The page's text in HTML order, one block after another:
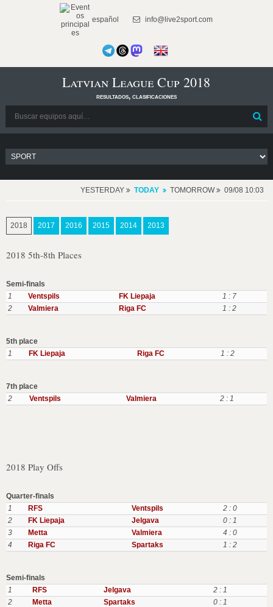
español info@live2sport.com
Latvian League Cup 2018
resultados, clasificaciones
YESTERDAY TODAY TOMORROW 09/08 10:03
2018 2017 2016 2015 2014 2013
2018 5th-8th Places
Semi-finals
1
Ventspils FK Liepaja
1 : 7
2
Valmiera Riga FC 1 : 2
5th place
1
FK Liepaja Riga FC 1 : 2
7th place
2
Ventspils Valmiera 2 : 1
2018 Play Offs
Quarter-finals
1
RFS Ventspils
2 : 0
2
FK Liepaja Jelgava
0 : 1
3
Metta Valmiera
4 : 0
4
Riga FC Spartaks 1 : 2
Semi-finals
1
RFS Jelgava
2 : 1
2
Metta Spartaks 0 : 1